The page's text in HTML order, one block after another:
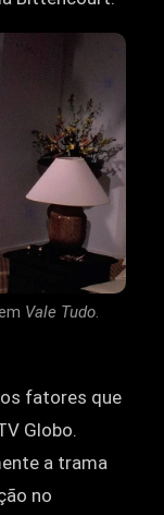
Vale Tudo.
fatores que
Globo.
a trama
no